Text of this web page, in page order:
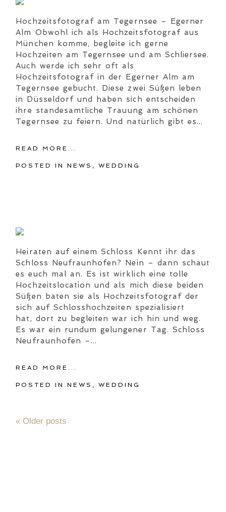
Hochzeitsfotograf am Tegernsee – Egerner
Alm Obwohl ich als Hochzeitsfotograf aus
München komme, begleite ich gerne
Hochzeiten am Tegernsee und am Schliersee.
Auch werde ich sehr oft als
Hochzeitsfotograf in der Egerner Alm am
Tegernsee gebucht. Diese zwei Süßen leben
in Düsseldorf und haben sich entscheiden
ihre standesamtliche Trauung am schönen
Tegernsee zu feiern. Und natürlich gibt es...
READ MORE...
POSTED INNEWS ,WEDDING
Heiraten auf einem Schloss Kennt ihr das
Schloss Neufraunhofen? Nein – dann schaut
es euch mal an. Es ist wirklich eine tolle
Hochzeitslocation und als mich diese beiden
Süßen baten sie als Hochzeitsfotograf der
sich auf Schlosshochzeiten spezialisiert
hat, dort zu begleiten war ich hin und weg.
Es war ein rundum gelungener Tag. Schloss
Neufraunhofen –...
READ MORE...
POSTED INNEWS ,WEDDING
« Older posts